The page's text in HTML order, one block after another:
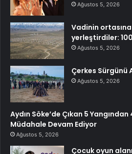
Ağustos 5, 2026
Vadinin
yerleştirdiler:
Ağustos 5, 2026
Çerkes Sürgünü
Ağustos 5, 2026
Aydın Söke’de Çıkan 5
Müdahale Devam Ediyor
Ağustos 5, 2026
Çocuk oyun